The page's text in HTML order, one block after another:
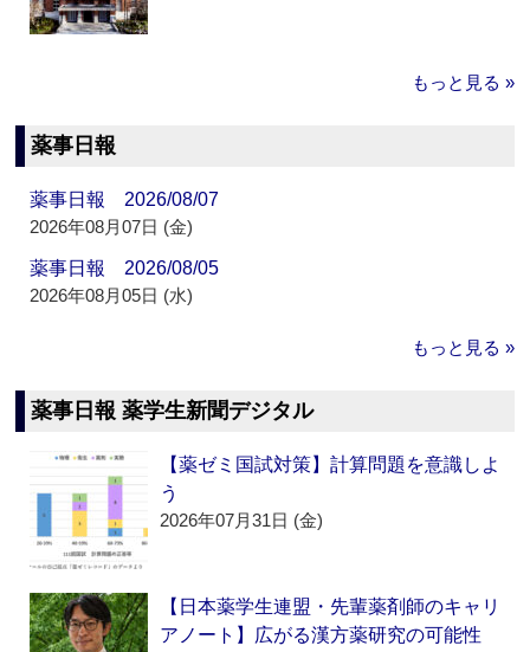
もっと見る »
薬事日報
薬事日報 2026/08/07
2026年08月07日 (金)
薬事日報 2026/08/05
2026年08月05日 (水)
もっと見る »
薬事日報 薬学生新聞デジタル
【薬ゼミ国試対策】計算問題を意識しよ
う
2026年07月31日 (金)
【日本薬学生連盟・先輩薬剤師のキャリ
アノート】広がる漢方薬研究の可能性